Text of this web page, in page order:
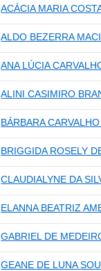
ACÁCIA MARIA
ALDO BEZERRA
ANA LÚCIA
ALINI CASIMIRO
BÁRBARA
BRIGGIDA ROSELY
CLAUDIALYNE DA
ELANNA BEATRIZ
GABRIEL DE
GEANE DE LUNA